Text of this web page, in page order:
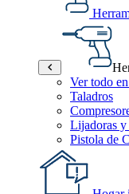
Ver todo
Taladros
Lijadoras y
Pistola de